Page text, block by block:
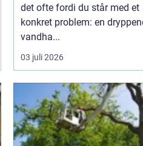
det ofte fordi du står med et
konkret problem: en
vandha...
03 juli 2026